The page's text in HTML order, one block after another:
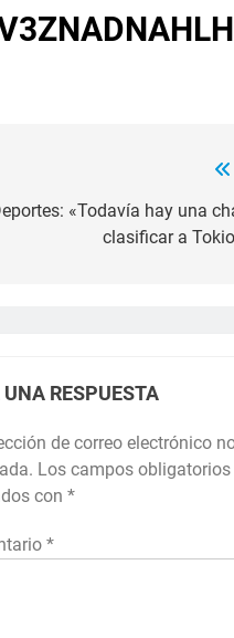
«Todavía hay una
clasificar a
UNA RESPUESTA
de correo electrónico
Los campos obligatorios
con *
*